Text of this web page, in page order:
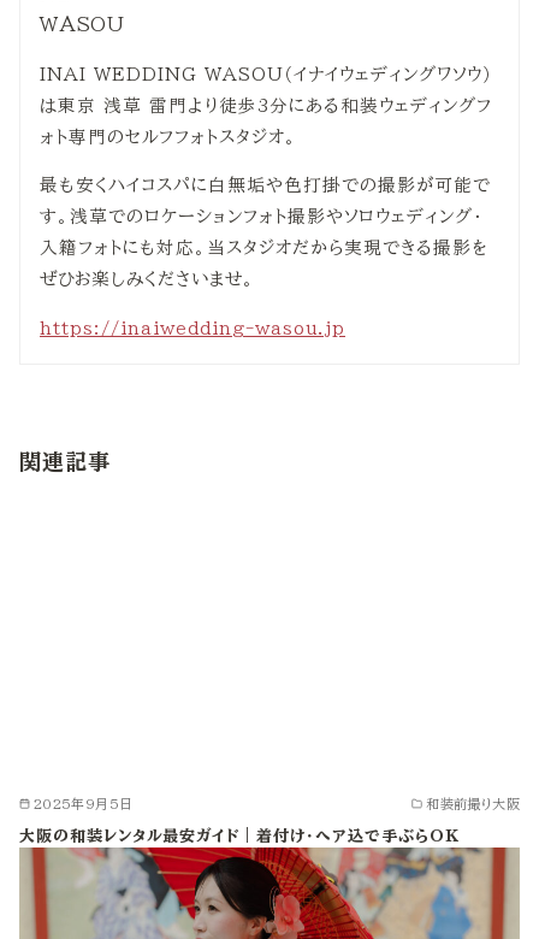
INAI WEDDING WASOU（イナイウェディングワソウ）
は東京 浅草 雷門より徒歩3分にある和装ウェディングフ
ォト専門のセルフフォトスタジオ。
最も安くハイコスパに白無垢や色打掛での撮影が可能で
す。浅草でのロケーションフォト撮影やソロウェディング・
入籍フォトにも対応。当スタジオだから実現できる撮影を
ぜひお楽しみくださいませ。
https://inaiwedding-wasou.jp
関連記事
2025年9月5日 和装前撮り大阪
大阪の和装レンタル最安ガイド｜着付け・ヘア込で手ぶらOK